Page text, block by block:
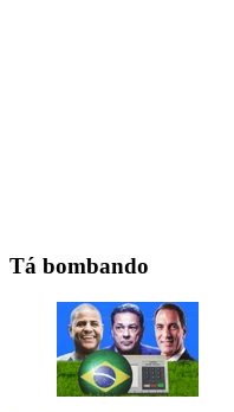
Tá bombando